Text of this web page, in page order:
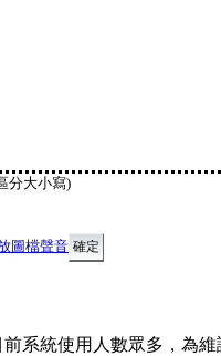
分大小寫)
圖檔聲音
系統使用人數眾多，為